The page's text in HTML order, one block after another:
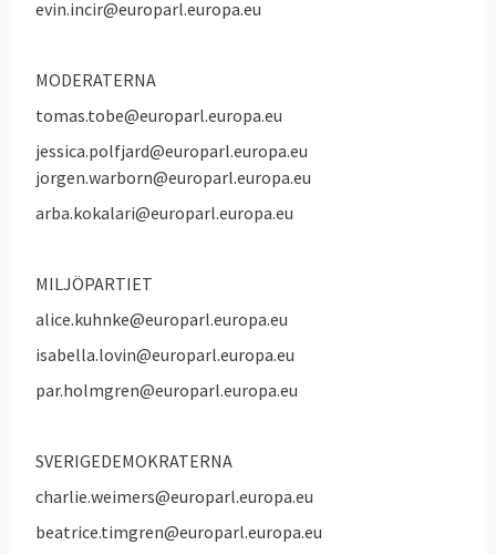
evin.incir@europarl.europa.eu
MODERATERNA
tomas.tobe@europarl.europa.eu
jessica.polfjard@europarl.europa.eu
jorgen.warborn@europarl.europa.eu
arba.kokalari@europarl.europa.eu
MILJÖPARTIET
alice.kuhnke@europarl.europa.eu
isabella.lovin@europarl.europa.eu
par.holmgren@europarl.europa.eu
SVERIGEDEMOKRATERNA
charlie.weimers@europarl.europa.eu
beatrice.timgren@europarl.europa.eu